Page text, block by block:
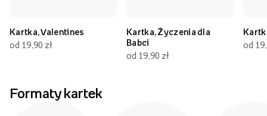
Kartka, Valentines
od 19,90 zł
Kartka, Życzenia dla
Babci
od 19,90 zł
od
Formaty kartek